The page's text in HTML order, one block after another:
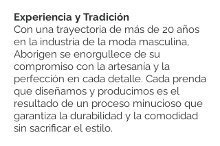
Experiencia y Tradición
Con una trayectoria de más de 20 años
en la industria de la moda masculina,
Aborigen se enorgullece de su
compromiso con la artesanía y la
perfección en cada detalle. Cada prenda
que diseñamos y producimos es el
resultado de un proceso minucioso que
garantiza la durabilidad y la comodidad
sin sacrificar el estilo.